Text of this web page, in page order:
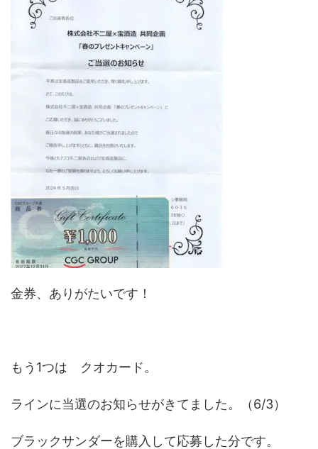
金券、ありがたいです！
もう1つは クオカード。
ラインに当選のお知らせがきてました。（6/3）
ブラックサンダーを購入して応募した分です。